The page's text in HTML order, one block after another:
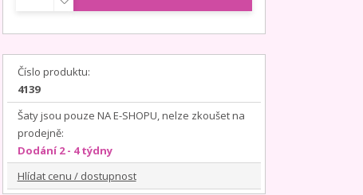
Číslo produktu:
4139
Šaty jsou pouze NA E-SHOPU, nelze zkoušet na
prodejně:
Dodání 2 - 4 týdny
Hlídat cenu / dostupnost